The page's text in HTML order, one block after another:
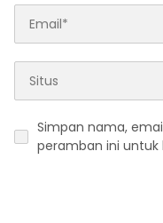
Simpan nama,
peramban ini untuk